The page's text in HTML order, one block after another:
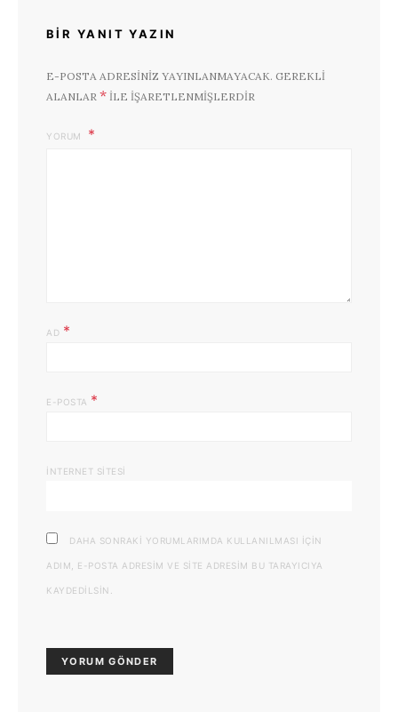
BIR YANIT YAZIN
E-POSTA ADRESINIZ YAYINLANMAYACAK. GEREKLI
ALANLAR * ILE IŞARETLENMIŞLERDIR
YORUM
AD *
E-POSTA *
İNTERNET SITESI
DAHA SONRAKI YORUMLARIMDA KULLANILMASI IÇIN
ADIM, E-POSTA ADRESIM VE SITE ADRESIM BU TARAYICIYA
KAYDEDILSIN.